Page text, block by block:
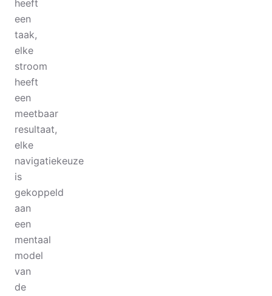
heeft
een
taak,
elke
stroom
heeft
een
meetbaar
resultaat,
elke
navigatiekeuze
is
gekoppeld
aan
een
mentaal
model
van
de